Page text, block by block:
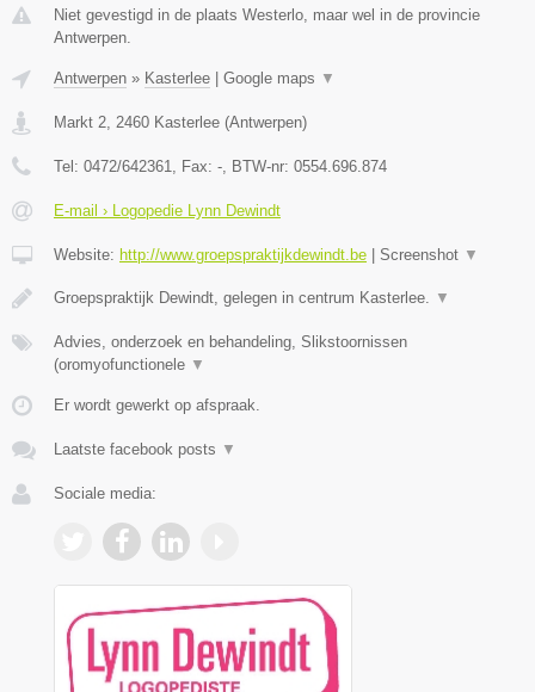
Niet gevestigd in de plaats Westerlo, maar wel in de provincie
Antwerpen.
Antwerpen » Kasterlee | Google maps ▼
Markt 2 2460 Kasterlee (Antwerpen)
Tel: 0472/642361 , Fax: - , BTW-nr: 0554.696.874
E-mail › Logopedie Lynn Dewindt
Website: http://www.groepspraktijkdewindt.be | Screenshot ▼
Groepspraktijk Dewindt, gelegen in centrum Kasterlee. ▼
Advies, onderzoek en behandeling, Slikstoornissen
(oromyofunctionele ▼
Er wordt gewerkt op afspraak.
Laatste facebook posts ▼
Sociale media: